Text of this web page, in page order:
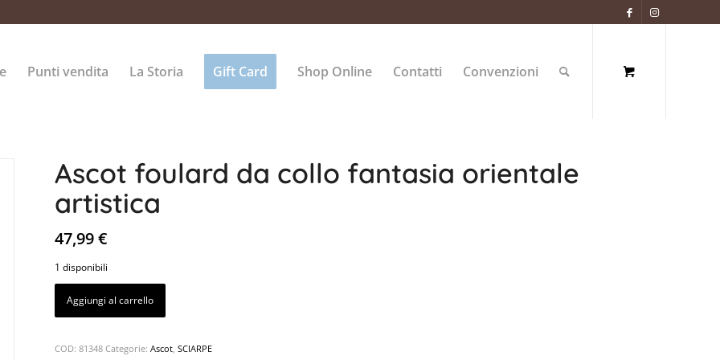
Punti vendita La Storia Gift Card Shop Online Contatti Convenzioni
Ascot foulard da collo fantasia orientale
artistica
47,99€
1 disponibili
Aggiungi al carrello
COD:81348 Categorie:Ascot,SCIARPE